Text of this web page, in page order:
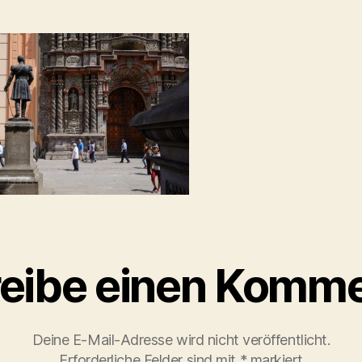
einen
Deine E-Mail-Adresse wird nicht veröffentlicht.